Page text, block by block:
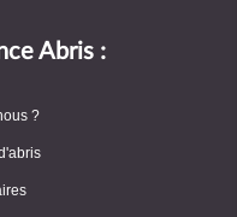
Abris :
?